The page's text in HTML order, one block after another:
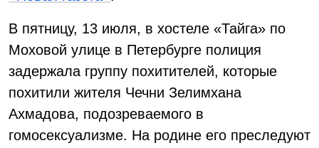
В пятницу, 13 июля, в хостеле «Тайга» по
Моховой улице в Петербурге полиция
задержала группу похитителей, которые
похитили жителя Чечни Зелимхана
Ахмадова, подозреваемого в
гомосексуализме. На родине его преследуют